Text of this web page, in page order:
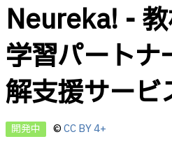
Neureka! -
学習パートナ
解支援サービ
開発中 ©CC BY 4+